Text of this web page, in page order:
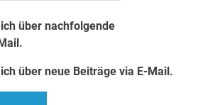
über nachfolgende
über neue Beiträge via E-Mail.